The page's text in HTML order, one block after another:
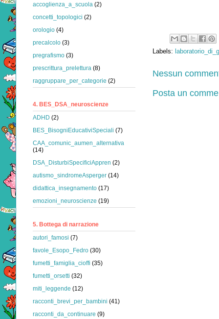
Labels:
Nessun
Posta un
accoglienza_a_scuola (2)
concetti_topologici (2)
orologio (4)
precalcolo (3)
pregrafismo (3)
prescrittura_prelettura (8)
raggruppare_per_categorie (2)
4. BES_DSA_neuroscienze
ADHD (2)
BES_BisogniEducativiSpeciali (7)
CAA_comunic_aumen_alternativa
(14)
DSA_DisturbiSpecificiAppren (2)
autismo_sindromeAsperger (14)
didattica_insegnamento (17)
emozioni_neuroscienze (19)
5. Bottega di narrazione
autori_famosi (7)
favole_Esopo_Fedro (30)
fumetti_famiglia_cioffi (35)
fumetti_orsetti (32)
miti_leggende (12)
racconti_brevi_per_bambini (41)
racconti_da_continuare (9)